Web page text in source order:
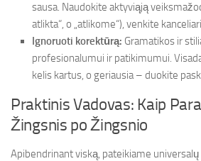
sausa. Naudokite aktyviąją
atlikta“, o „atlikome“), venkite
Ignoruoti korektūrą: Gramatikos ir
profesionalumui ir patikimumui.
kelis kartus, o geriausia – duokite
Praktinis Vadovas: Kaip
Žingsnis po Žingsnio
Apibendrinant viską, pateikiame